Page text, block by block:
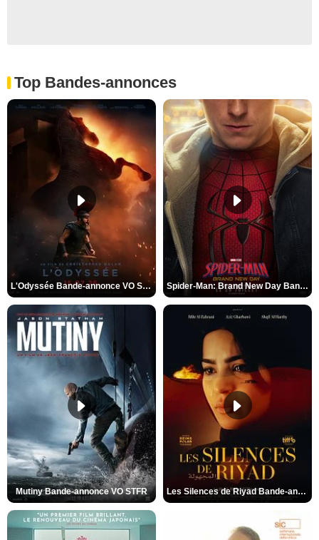
Top Bandes-annonces
L'Odyssée Bande-annonce VO STFR Spider-Man: Brand New Day Bande-annonce VO STFR
Mutiny Bande-annonce VO STFR Les Silences de Riyad Bande-annonce VO STFR